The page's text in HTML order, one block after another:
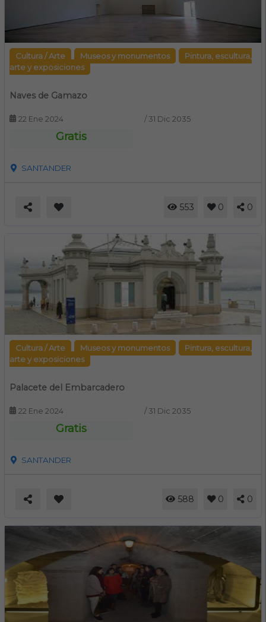
Cultura / Arte Museos y monumentos
Pintura, escultura,
arte y exposiciones
Naves de Gamazo
22 Ene 2024 / 31 Dic 2035
Gratis
SANTANDER
553 0 0
Cultura / Arte Museos y monumentos
Pintura, escultura,
arte y exposiciones
Palacete del Embarcadero
22 Ene 2024 / 31 Dic 2035
Gratis
SANTANDER
588 0 0